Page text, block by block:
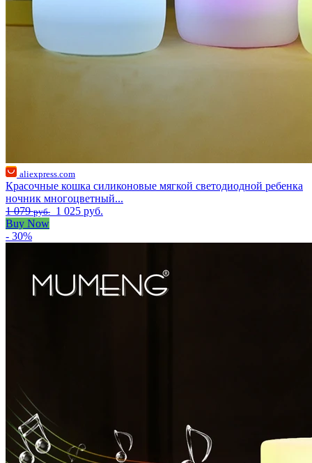
aliexpress.com
Красочные кошка силиконовые мягкой светодиодной ребенка
ночник многоцветный...
1 079руб. 1 025 руб.
Buy Now
- 30%